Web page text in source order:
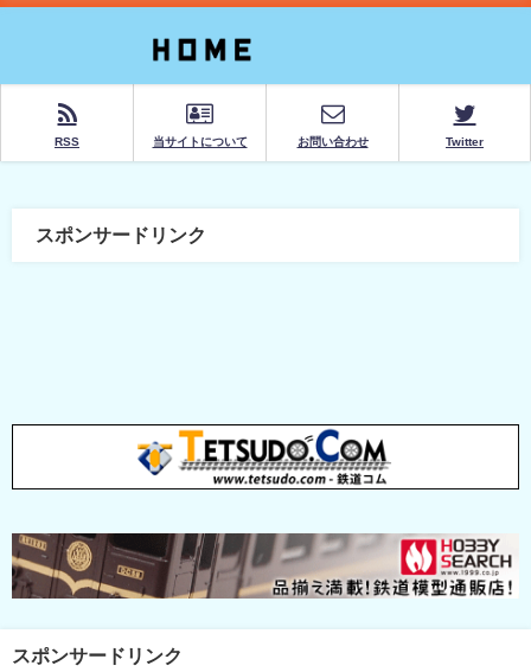
RSS 当サイトについて お問い合わせ Twitter
スポンサードリンク
スポンサードリンク